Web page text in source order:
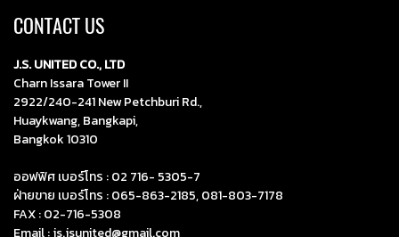
CONTACT US
J.S. UNITED CO., LTD
Charn Issara Tower II
2922/240-241 New Petchburi Rd.,
Huaykwang, Bangkapi,
Bangkok 10310
ออฟฟิศ เบอร์โทร :02 716- 5305-7
ฝ่ายขาย เบอร์โทร :065-863-2185,081-803-7178
FAX : 02-716-5308
Email :js.jsunited@gmail.com